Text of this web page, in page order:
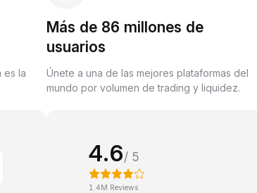
es la
Más de 86 millones de
usuarios
Únete a una de las mejores plataformas del
mundo por volumen de trading y liquidez.
4.6/ 5
1.4M Reviews